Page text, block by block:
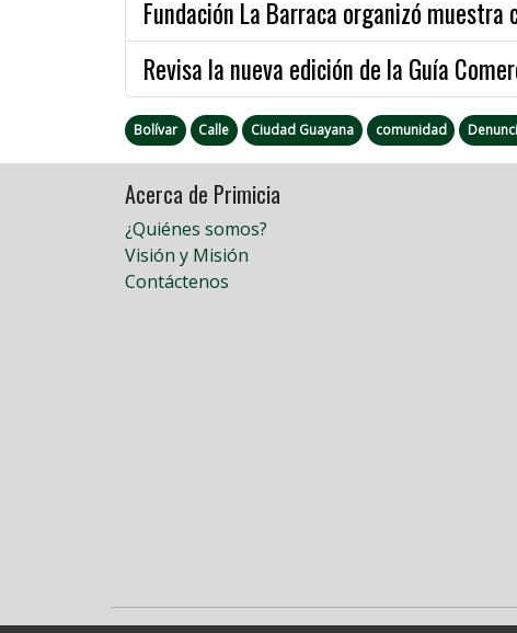
Fundación La Barraca organizó
Revisa la nueva edición de la Guía
Bolívar Calle Ciudad Guayana comunidad
Acerca de Primicia
¿Quiénes somos?
Visión y Misión
Contáctenos